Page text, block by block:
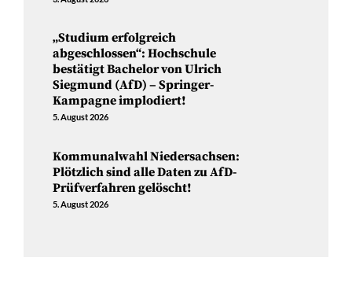
„Studium erfolgreich
abgeschlossen“: Hochschule
bestätigt Bachelor von Ulrich
Siegmund (AfD) – Springer-
Kampagne implodiert!
5. August 2026
Kommunalwahl Niedersachsen:
Plötzlich sind alle Daten zu AfD-
Prüfverfahren gelöscht!
5. August 2026